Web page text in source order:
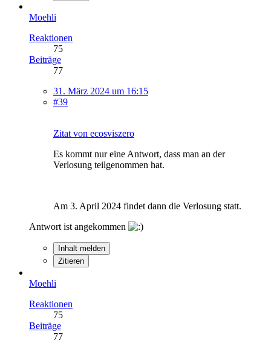
Moehli
Reaktionen
75
Beiträge
77
31. März 2024 um 16:15
#39
Zitat von ecosviszero
Es kommt nur eine Antwort, dass man an der
Verlosung teilgenommen hat.
Am 3. April 2024 findet dann die Verlosung statt.
Antwort ist angekommen
Inhalt melden
Zitieren
Moehli
Reaktionen
75
Beiträge
77